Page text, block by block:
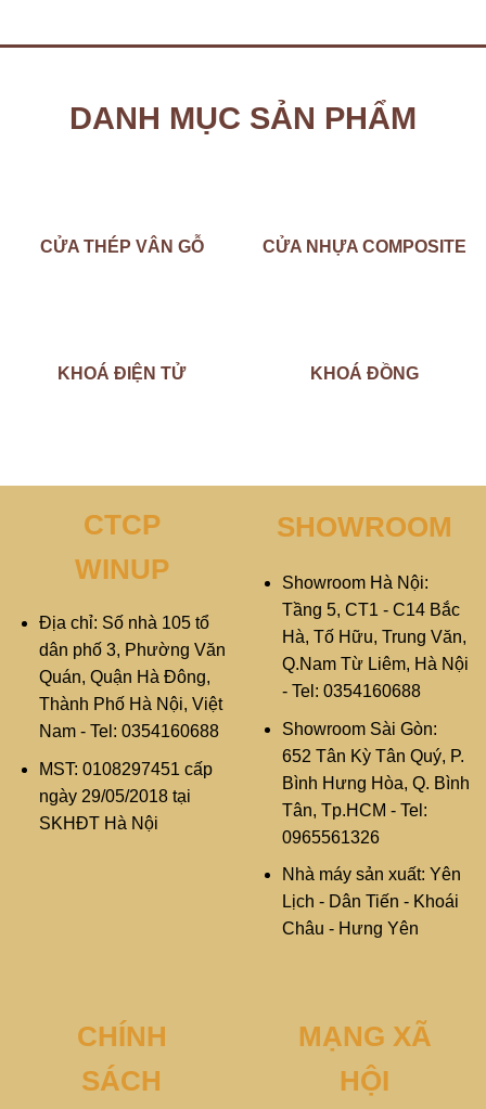
DANH MỤC SẢN PHẨM
CỬA THÉP VÂN GỖ CỬA NHỰA COMPOSITE
KHOÁ ĐIỆN TỬ KHOÁ ĐỒNG
CTCP
WINUP
Địa chỉ: Số nhà 105 tổ
dân phố 3, Phường Văn
Quán, Quận Hà Đông,
Thành Phố Hà Nội, Việt
Nam - Tel: 0354160688
MST: 0108297451 cấp
ngày 29/05/2018 tại
SKHĐT Hà Nội
SHOWROOM
Showroom Hà Nội:
Tầng 5, CT1 - C14 Bắc
Hà, Tố Hữu, Trung Văn,
Q.Nam Từ Liêm, Hà Nội
- Tel: 0354160688
Showroom Sài Gòn:
652 Tân Kỳ Tân Quý, P.
Bình Hưng Hòa, Q. Bình
Tân, Tp.HCM - Tel:
0965561326
Nhà máy sản xuất: Yên
Lịch - Dân Tiến - Khoái
Châu - Hưng Yên
CHÍNH
SÁCH
MẠNG XÃ
HỘI